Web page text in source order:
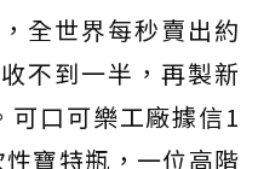
全世界每秒賣出約
不到一半，再製新
可口可樂工廠據信1
寶特瓶，一位高階